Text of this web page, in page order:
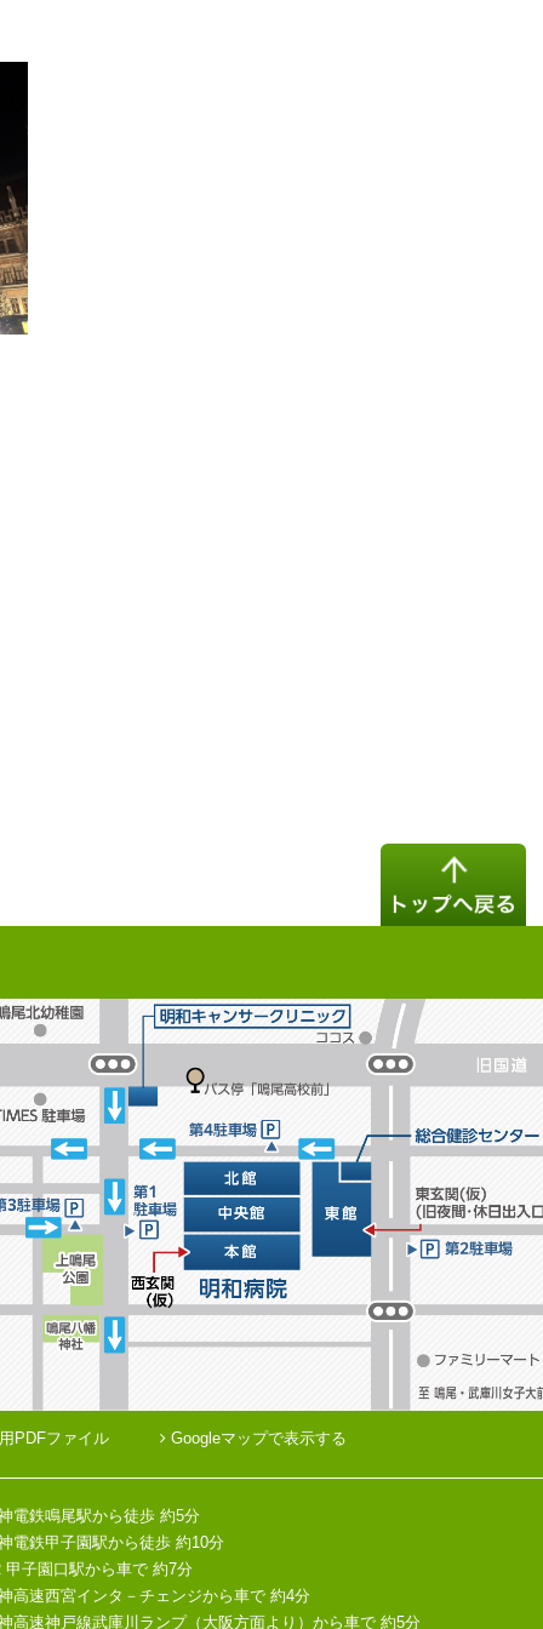
PDFファイル Googleマップで表示する
電鉄鳴尾駅から徒歩 約5分
電鉄甲子園駅から徒歩 約10分
甲子園口駅から車で 約7分
高速西宮インタ－チェンジから車で 約4分
高速神戸線武庫川ランプ（大阪方面より）から車で 約5分